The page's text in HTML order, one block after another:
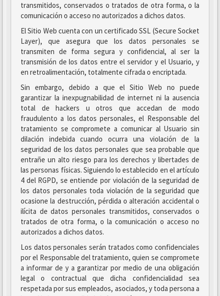
transmitidos, conservados o tratados de otra forma, o la
comunicación o acceso no autorizados a dichos datos.
El Sitio Web cuenta con un certificado SSL (Secure Socket
Layer), que asegura que los datos personales se
transmiten de forma segura y confidencial, al ser la
transmisión de los datos entre el servidor y el Usuario, y
en retroalimentación, totalmente cifrada o encriptada.
Sin embargo, debido a que el Sitio Web no puede
garantizar la inexpugnabilidad de internet ni la ausencia
total de hackers u otros que accedan de modo
fraudulento a los datos personales, el Responsable del
tratamiento se compromete a comunicar al Usuario sin
dilación indebida cuando ocurra una violación de la
seguridad de los datos personales que sea probable que
entrañe un alto riesgo para los derechos y libertades de
las personas físicas. Siguiendo lo establecido en el artículo
4 del RGPD, se entiende por violación de la seguridad de
los datos personales toda violación de la seguridad que
ocasione la destrucción, pérdida o alteración accidental o
ilícita de datos personales transmitidos, conservados o
tratados de otra forma, o la comunicación o acceso no
autorizados a dichos datos.
Los datos personales serán tratados como confidenciales
por el Responsable del tratamiento, quien se compromete
a informar de y a garantizar por medio de una obligación
legal o contractual que dicha confidencialidad sea
respetada por sus empleados, asociados, y toda persona a